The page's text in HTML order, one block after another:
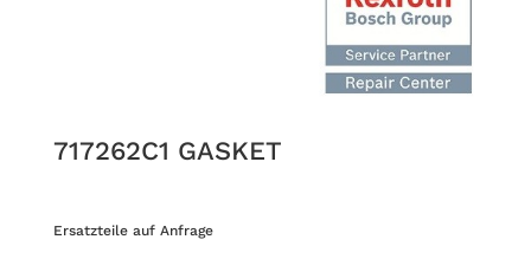
717262C1 GASKET
Ersatzteile auf Anfrage